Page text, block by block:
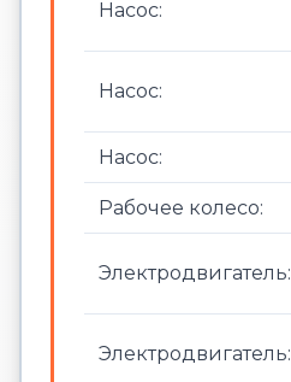
Насос:
Насос:
Насос:
Рабочее колесо:
Электродвигатель:
Электродвигатель: